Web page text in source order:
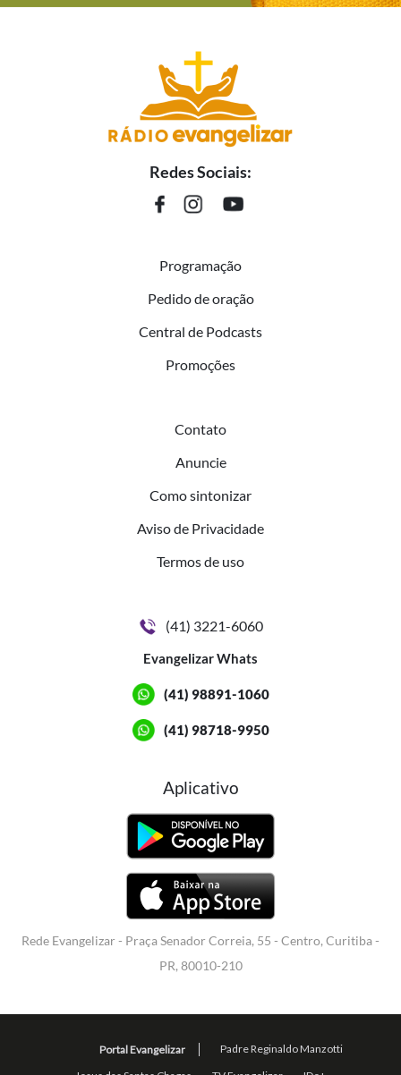
Redes Sociais:
Programação
Pedido de oração
Central de Podcasts
Promoções
Contato
Anuncie
Como sintonizar
Aviso de Privacidade
Termos de uso
(41) 3221-6060
Evangelizar Whats
(41) 98891-1060
(41) 98718-9950
Aplicativo
Rede Evangelizar - Praça Senador Correia, 55 - Centro, Curitiba -
PR, 80010-210